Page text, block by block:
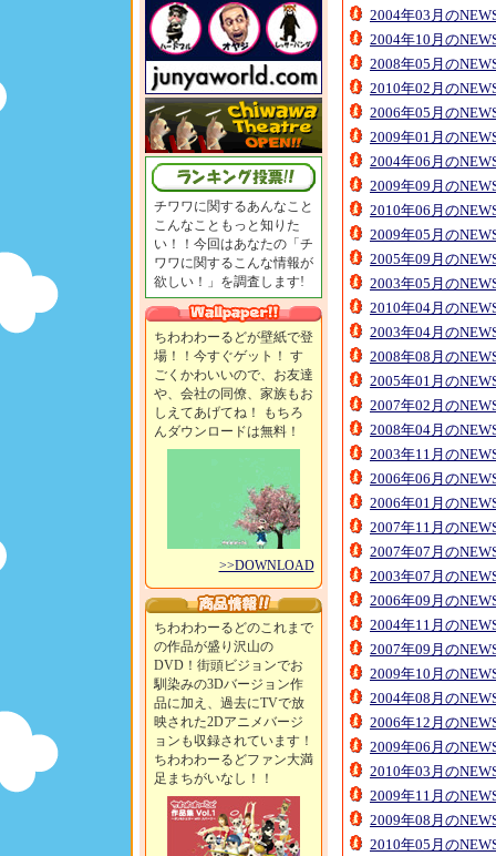
チワワに関するあんなこと
こんなこともっと知りた
い！！今回はあなたの「チ
ワワに関するこんな情報が
欲しい！」を調査します!
ちわわわーるどが壁紙で登
場！！今すぐゲット！ す
ごくかわいいので、お友達
や、会社の同僚、家族もお
しえてあげてね！ もちろ
んダウンロードは無料！
>>DOWNLOAD
ちわわわーるどのこれまで
の作品が盛り沢山の
DVD！街頭ビジョンでお
馴染みの3Dバージョン作
品に加え、過去にTVで放
映された2Dアニメバージ
ョンも収録されています！
ちわわわーるどファン大満
足まちがいなし！！
2004年03月の
2004年10月の
2008年05月の
2010年02月の
2006年05月の
2009年01月の
2004年06月の
2009年09月の
2010年06月の
2009年05月の
2005年09月の
2003年05月の
2010年04月の
2003年04月の
2008年08月の
2005年01月の
2007年02月の
2008年04月の
2003年11月の
2006年06月の
2006年01月の
2007年11月の
2007年07月の
2003年07月の
2006年09月の
2004年11月の
2007年09月の
2009年10月の
2004年08月の
2006年12月の
2009年06月の
2010年03月の
2009年11月の
2009年08月の
2010年05月の